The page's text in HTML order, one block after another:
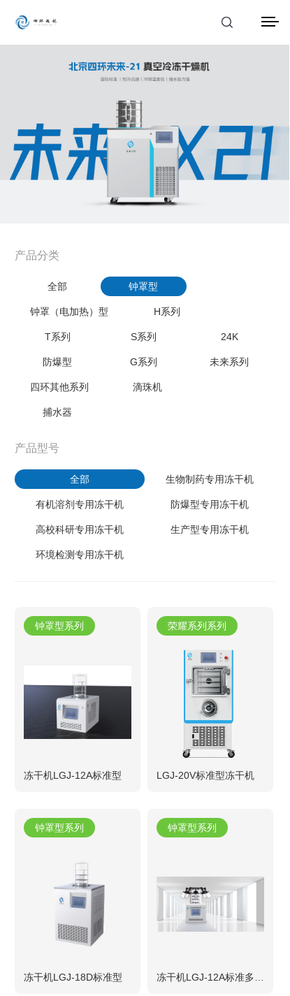
解决方案
应用案例
关于我们
产品分类
全部 钟罩型
钟罩（电加热）型 H系列
T系列 S系列 24K
防爆型 G系列 未来系列
四环其他系列 滴珠机
捕水器
产品型号
全部 生物制药专用冻干机
有机溶剂专用冻干机 防爆型专用冻干机
高校科研专用冻干机 生产型专用冻干机
环境检测专用冻干机
钟罩型系列
冻干机LGJ-12A标准型
荣耀系列系列
LGJ-20V标准型冻干机
钟罩型系列
冻干机LGJ-18D标准型
钟罩型系列